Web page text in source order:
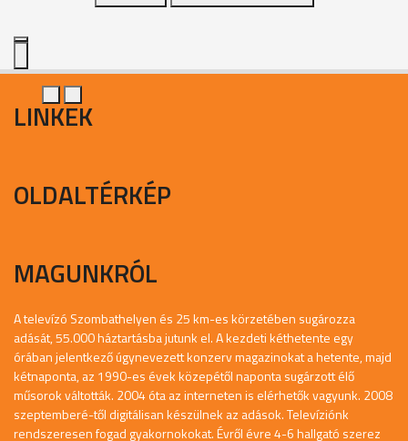
LINKEK
OLDALTÉRKÉP
MAGUNKRÓL
A televízó Szombathelyen és 25 km-es körzetében sugározza
adását, 55.000 háztartásba jutunk el. A kezdeti kéthetente egy
órában jelentkező úgynevezett konzerv magazinokat a hetente, majd
kétnaponta, az 1990-es évek közepétől naponta sugárzott élő
műsorok váltották. 2004 óta az interneten is elérhetők vagyunk. 2008
szeptemberé-től digitálisan készülnek az adások. Televíziónk
rendszeresen fogad gyakornokokat. Évről évre 4-6 hallgató szerez